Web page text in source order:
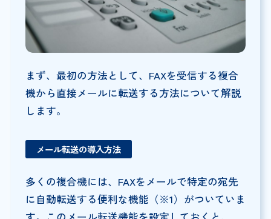
まず、最初の方法として、FAXを受信する複合
機から直接メールに転送する方法について解説
します。
メール転送の導入方法
多くの複合機には、FAXをメールで特定の宛先
に自動転送する便利な機能（※1）がついていま